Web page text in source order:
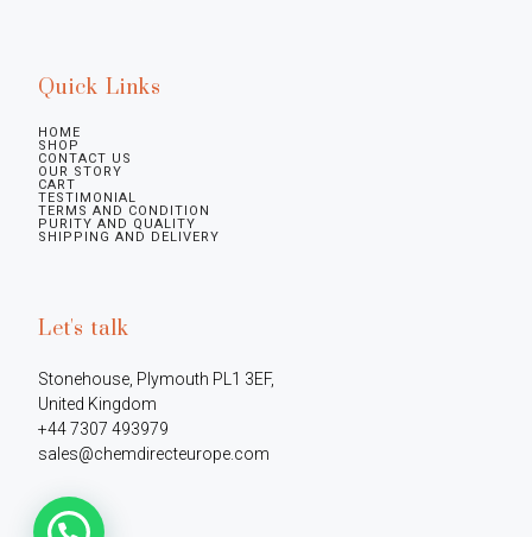
Quick Links
HOME
SHOP
CONTACT US
OUR STORY
CART
TESTIMONIAL
TERMS AND CONDITION
PURITY AND QUALITY
SHIPPING AND DELIVERY
Let's talk
Stonehouse, Plymouth PL1 3EF,
United Kingdom
+44 7307 493979
sales@chemdirecteurope.com